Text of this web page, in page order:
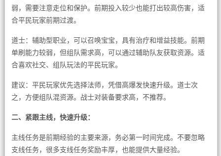
弱，需要注意走位和保护。前期投入较少也能打出较高伤害，适
合平民玩家前期过渡。
道士：辅助型职业，可以召唤宝宝，具有治疗和增益技能。前期
单刷能力较弱，但组队需求高，可以通过辅助队友获取资源。适
合喜欢社交、组队玩法的平民玩家。
建议：平民玩家优先选择法师，凭借高爆发快速升级。道士次
之，方便组队混资源。战士对装备要求高，不推荐。
二、紧跟主线，快速升级：
主线任务是前期经验的主要来源，务必第一时间完成。不要忽略
支线任务，很多支线任务奖励丰厚，也能提供大量经验。